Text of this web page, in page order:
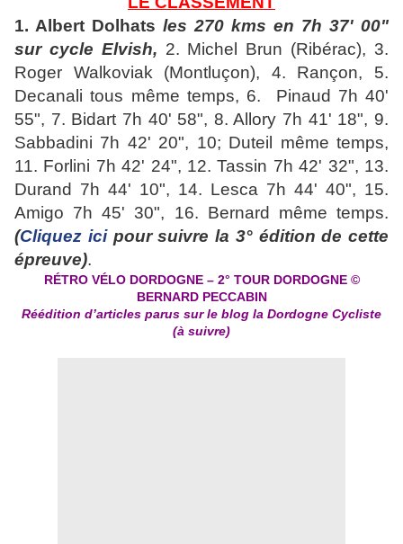
1. Albert Dolhats les 270 kms en 7h 37' 00"
sur cycle Elvish, 2. Michel Brun (Ribérac), 3.
Roger Walkoviak (Montluçon), 4. Rançon, 5.
Decanali tous même temps, 6. Pinaud 7h 40'
55", 7. Bidart 7h 40' 58", 8. Allory 7h 41' 18", 9.
Sabbadini 7h 42' 20", 10; Duteil même temps,
11. Forlini 7h 42' 24", 12. Tassin 7h 42' 32", 13.
Durand 7h 44' 10", 14. Lesca 7h 44' 40", 15.
Amigo 7h 45' 30", 16. Bernard même temps.
(Cliquez icipour suivre la 3° édition de cette
épreuve).
RÉTRO VÉLO DORDOGNE – 2° TOUR DORDOGNE ©
BERNARD PECCABIN
Réédition d’articles parus sur le blog la Dordogne Cycliste
(à suivre)